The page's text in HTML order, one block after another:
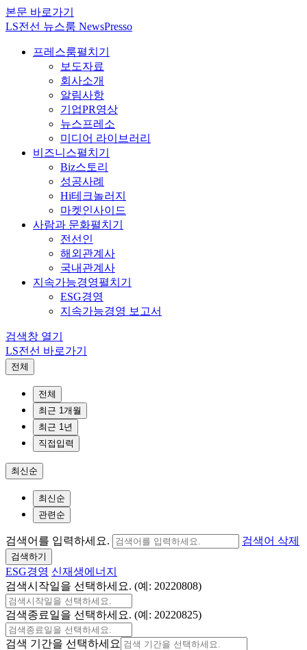
본문 바로가기
LS전선 뉴스룸 NewsPresso
프레스룸펼치기
보도자료
회사소개
알림사항
기업PR영상
뉴스프레소
미디어 라이브러리
비즈니스펼치기
Biz스토리
성공사례
Hi테크놀러지
마켓인사이드
사람과 문화펼치기
전선인
해외관계사
국내관계사
지속가능경영펼치기
ESG경영
지속가능경영 보고서
검색창 열기
LS전선 바로가기
전체
전체
최근 1개월
최근 1년
직접입력
최신순
최신순
관련순
검색어를 입력하세요. 검색어 삭제
검색하기
ESG경영 신재생에너지
검색시작일을 선택하세요. (예: 20220808)
검색종료일을 선택하세요. (예: 20220825)
검색 기간을 선택하세요